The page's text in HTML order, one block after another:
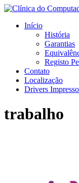
Início
História
Garantias
Registo
Contato
Localização
Drivers
trabalho